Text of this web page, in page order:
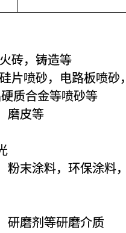
砖，铸造等
片喷砂，电路板喷
质合金等喷砂等
磨皮等
粉末涂料，环保涂料
研磨剂等研磨介质